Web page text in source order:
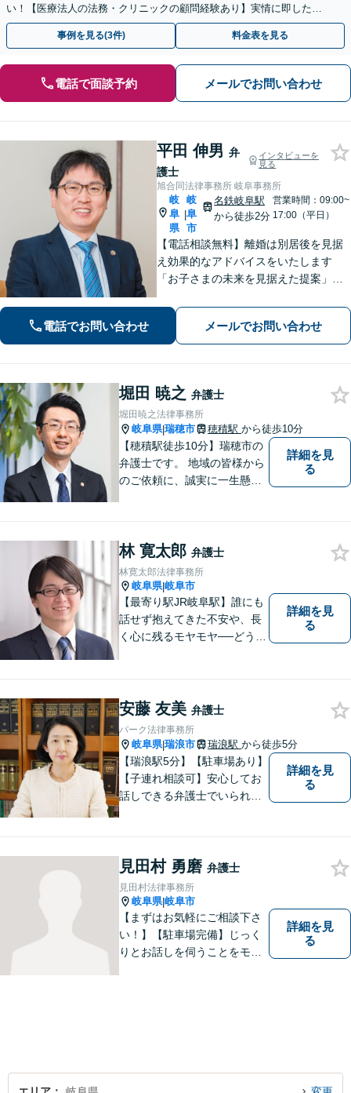
い！【医療法人の法務・クリニックの顧問経験あり】実情に即したア
ドバイスで、納得のできるトラブルの解決を目指します。
事例を見る(3件) 料金表を見る
電話で面談予約 メールでお問い合わせ
平田 伸男 弁
護士
インタビューを
見る
旭合同法律事務所 岐阜事務所
岐
阜
県
|
岐
阜
市
名鉄岐阜駅
から徒歩2分
営業時間：09:00~
17:00（平日）
【電話相談無料】離婚は別居後を見据
え効果的なアドバイスをいたします
「お子さまの未来を見据えた提案」遺
ください【岐阜駅3分】他業種との連携
で不動産トラブルを回避【休日・夜間
面談可】【ビデオ面談あり】
電話でお問い合わせ メールでお問い合わせ
堀田 暁之 弁護士
堀田暁之法律事務所
岐阜県|瑞穂市 穂積駅 から徒歩10分
【穂積駅徒歩10分】瑞穂市の
弁護士です。 地域の皆様から
のご依頼に、誠実に一生懸命
はじめとする民事事件に対応
してきました。お気軽にお電
話ください【駐車場完備】
詳細を見
る
林 寛太郎 弁護士
林寛太郎法律事務所
岐阜県|岐阜市
【最寄り駅JR岐阜駅】誰にも
話せず抱えてきた不安や、長
く心に残るモヤモヤ──どうぞ
一緒に見つけていきます。
【丁寧なヒアリング】【地域
密着型の法律事務所】
詳細を見
る
安藤 友美 弁護士
パーク法律事務所
岐阜県|瑞浪市 瑞浪駅 から徒歩5分
【瑞浪駅5分】【駐車場あり】
【子連れ相談可】安心してお
話しできる弁護士でいられる
ます。より良い解決ができる
ようサポートしたいと考えて
おります。
詳細を見
る
見田村 勇磨 弁護士
見田村法律事務所
岐阜県|岐阜市
【まずはお気軽にご相談下さ
い！】【駐車場完備】じっく
りとお話しを伺うことをモッ
詳細を見
る